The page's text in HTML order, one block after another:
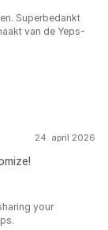
Superbedankt
van de Yeps-
24. april 2026
your